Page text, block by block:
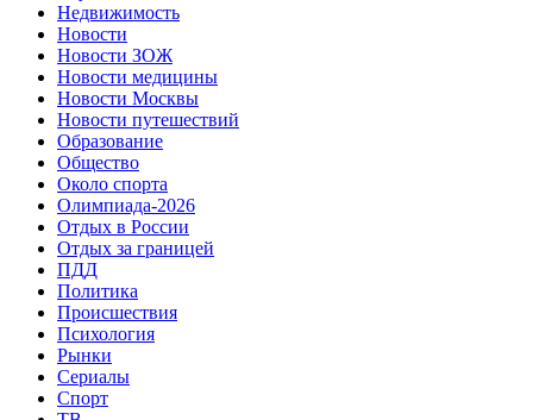
Недвижимость
Новости
Новости ЗОЖ
Новости медицины
Новости Москвы
Новости путешествий
Образование
Общество
Около спорта
Олимпиада-2026
Отдых в России
Отдых за границей
ПДД
Политика
Происшествия
Психология
Рынки
Сериалы
Спорт